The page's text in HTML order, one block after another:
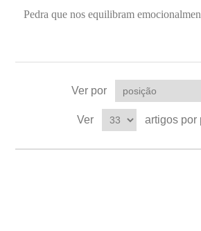
Pedra que nos equilibram
Ver por
Ver artigos por